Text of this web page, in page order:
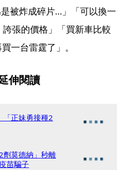
被炸成碎片…」「可以換一
張的價格」「買新車比較
一台雷霆了」。
伸閱讀
正妹勇接種2
劑莫德納」秒離
苗騙子